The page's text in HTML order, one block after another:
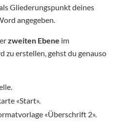
Gliederungspunkt deines
angegeben.
zweiten Ebene im
zu erstellen, gehst du genauso
«Start».
«Überschrift 2».